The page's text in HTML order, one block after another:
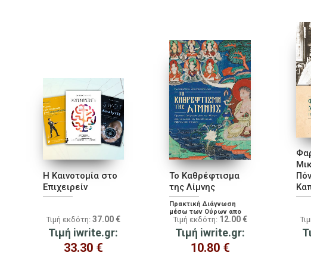
Η Καινοτομία στο
Επιχειρείν
Τιμή εκδότη: 37.00 €
Τιμή iwrite.gr:
33.30 €
To Καθρέφτισμα
της Λίμνης
Πρακτική Διάγνωση
μέσω των Ούρων απο
τη Σοφία της
Παραδοσιακής
Θιβετανικής Ιατρικής
Τιμή εκδότη: 12.00 €
Τιμή iwrite.gr:
10.80 €